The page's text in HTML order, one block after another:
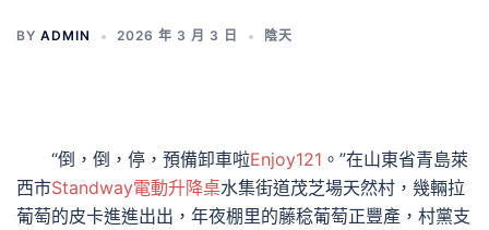
BY ADMIN 2026 年 3 月 3 日 陰天
“倒，倒，停，預備卸車啦Enjoy121 。”在山東省青島萊
西市Standway電動升降桌水集街道茂芝場天然村，幾輛拉
葡萄的皮卡進進出出，年夜棚里的藤稔葡萄正豐產，村黨支